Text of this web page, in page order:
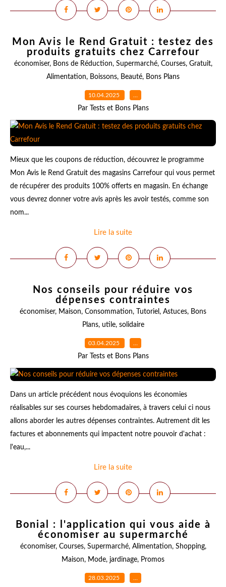
Mon Avis le Rend Gratuit : testez des
produits gratuits chez Carrefour
économiser, Bons de Réduction, Supermarché, Courses, Gratuit,
Alimentation, Boissons, Beauté, Bons Plans
10.04.2025 …
Par Tests et Bons Plans
Mieux que les coupons de réduction, découvrez le programme
Mon Avis le Rend Gratuit des magasins Carrefour qui vous permet
de récupérer des produits 100% offerts en magasin. En échange
vous devrez donner votre avis après les avoir testés, comme son
nom...
Lire la suite
Nos conseils pour réduire vos
dépenses contraintes
économiser, Maison, Consommation, Tutoriel , Astuces, Bons
Plans, utile, solidaire
03.04.2025 …
Par Tests et Bons Plans
Dans un article précédent nous évoquions les économies
réalisables sur ses courses hebdomadaires, à travers celui ci nous
allons aborder les autres dépenses contraintes. Autrement dit les
factures et abonnements qui impactent notre pouvoir d'achat :
l'eau,...
Lire la suite
Bonial : l'application qui vous aide à
économiser au supermarché
économiser, Courses, Supermarché, Alimentation, Shopping,
Maison, Mode, jardinage, Promos
28.03.2025 …